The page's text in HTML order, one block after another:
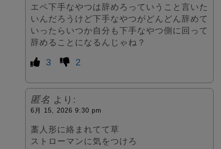
エペ下手なやつは辞めろっていうこと言いた
いんだろうけど下手なやつがどんどん辞めて
いったらいつか自分も下手なやつ側に回って
辞めることになるんじゃね？
3 2
匿名 より:
6月 15, 2026 9:30 pm
藁人形に絡まれてて草
ストローマンに気をつけろ